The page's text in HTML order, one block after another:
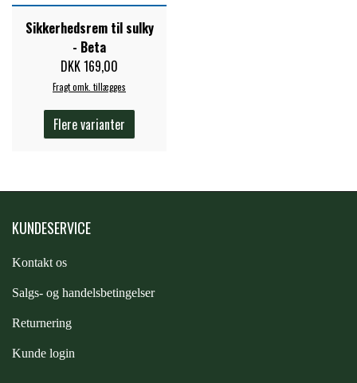
STUD MUFFIN
WALSH
Sikkerhedsrem til sulky
- Beta
DKK 169,00
Fragt omk. tillægges
Flere varianter
KUNDESERVICE
Kontakt os
Salgs- og handelsbetingelser
Returnering
Kunde login